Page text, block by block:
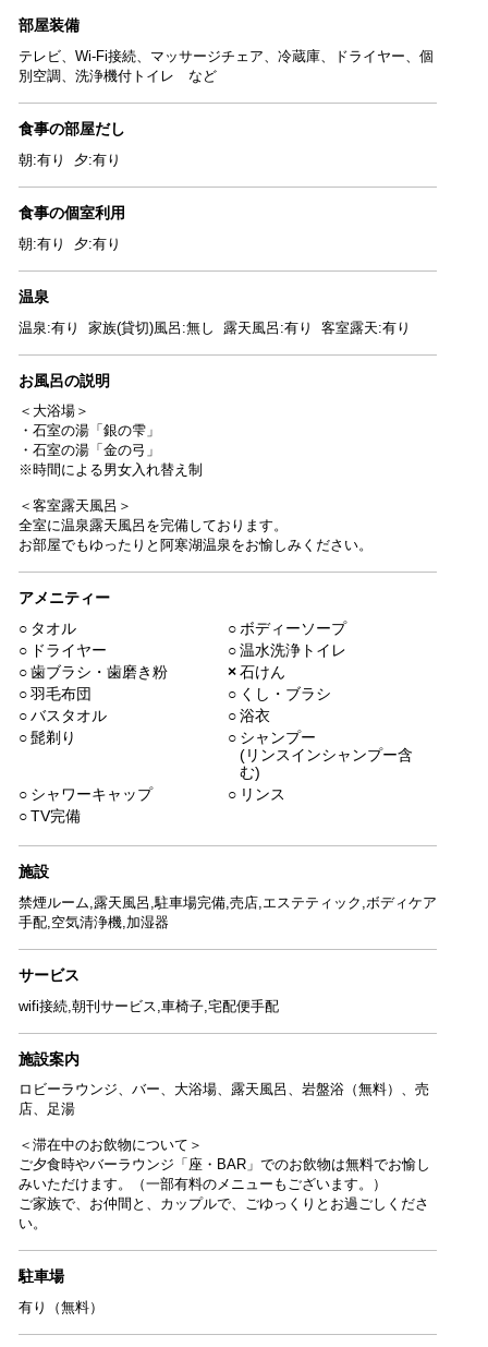
部屋装備
テレビ、Wi-Fi接続、マッサージチェア、冷蔵庫、ドライヤー、個
別空調、洗浄機付トイレ など
食事の部屋だし
朝:有り 夕:有り
食事の個室利用
朝:有り 夕:有り
温泉
温泉:有り 家族(貸切)風呂:無し 露天風呂:有り 客室露天:有り
お風呂の説明
＜大浴場＞
・石室の湯「銀の雫」
・石室の湯「金の弓」
※時間による男女入れ替え制
＜客室露天風呂＞
全室に温泉露天風呂を完備しております。
お部屋でもゆったりと阿寒湖温泉をお愉しみください。
アメニティー
○ タオル ○ ボディーソープ
○ ドライヤー ○温水洗浄トイレ
○歯ブラシ・歯磨き粉 ×石けん
○羽毛布団 ○ くし・ブラシ
○バスタオル ○浴衣
○髭剃り ○ シャンプー
(リンスインシャンプー含
む)
○ シャワーキャップ ○ リンス
○TV完備
施設
禁煙ルーム,露天風呂,駐車場完備,売店,エステティック,ボディケア
手配,空気清浄機,加湿器
サービス
wifi接続,朝刊サービス,車椅子,宅配便手配
施設案内
ロビーラウンジ、バー、大浴場、露天風呂、岩盤浴（無料）、売
店、足湯
＜滞在中のお飲物について＞
ご夕食時やバーラウンジ「座・BAR」でのお飲物は無料でお愉し
みいただけます。（一部有料のメニューもございます。）
ご家族で、お仲間と、カップルで、ごゆっくりとお過ごしくださ
い。
駐車場
有り（無料）